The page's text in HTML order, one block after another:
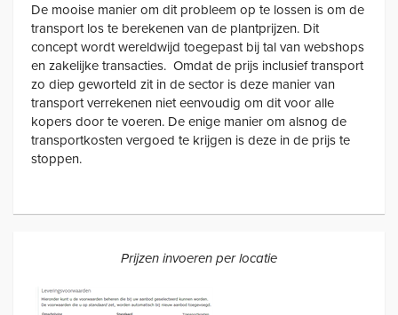
De mooise manier om dit probleem op te lossen is om de
transport los te berekenen van de plantprijzen. Dit
concept wordt wereldwijd toegepast bij tal van webshops
en zakelijke transacties. Omdat de prijs inclusief transport
zo diep geworteld zit in de sector is deze manier van
transport verrekenen niet eenvoudig om dit voor alle
kopers door te voeren. De enige manier om alsnog de
transportkosten vergoed te krijgen is deze in de prijs te
stoppen.
Prijzen invoeren per locatie